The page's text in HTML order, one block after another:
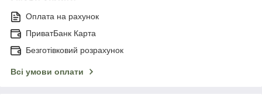
Оплата на рахунок
ПриватБанк Карта
Безготівковий розрахунок
Всі умови оплати